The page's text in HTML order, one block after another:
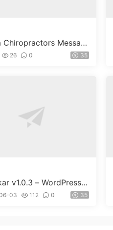
Chiropractors Messag
Therapists Wor
26 0 35
v1.0.3 – WordPress &
主題
03 112 0 35